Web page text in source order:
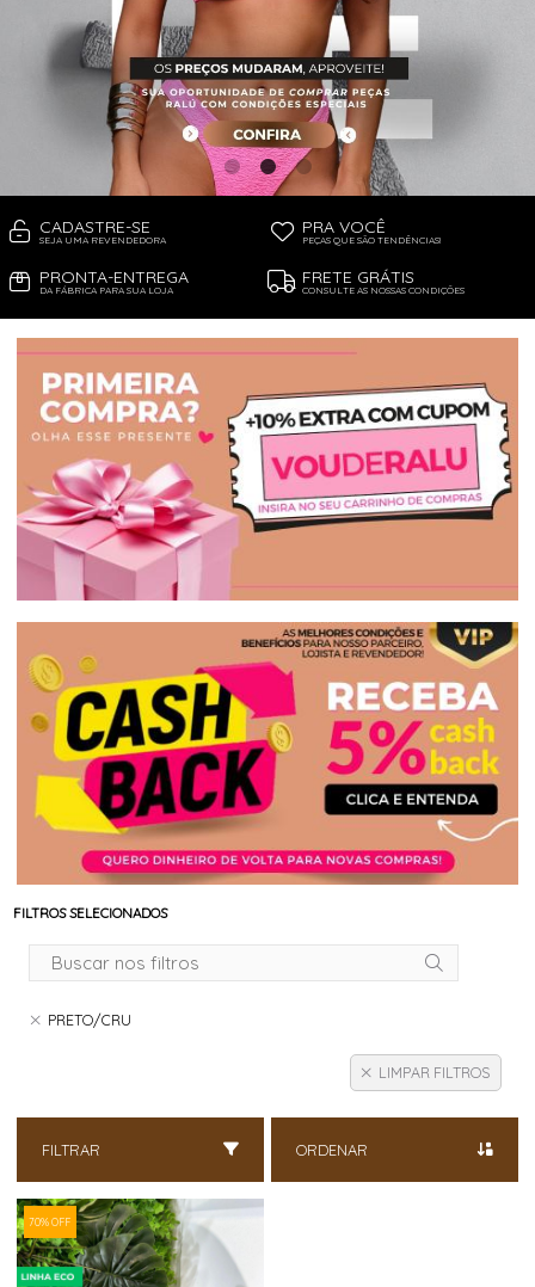
PIJAMA FEMININO
PIJAMA INFANTIL
PIJAMA MASCULINO
RASTEIRAS E PAPETES
ROUPÃO
SAÍDAS DE PRAIA
SANDÁLIAS
SHORTS E SAIAS
TÊNIS
TOP DE BIQUÍNI
TRICOTS
VESTIDOS
CADASTRE-SE
SEJA UMA REVENDEDORA
PRA VOCÊ
PEÇAS QUE SÃO TENDÊNCIAS!
PRONTA-ENTREGA
DA FÁBRICA PARA SUA LOJA
FRETE GRÁTIS
CONSULTE AS NOSSAS CONDIÇÕES
FILTROS SELECIONADOS
PRETO/CRU
LIMPAR FILTROS
FILTRAR ORDENAR
70% OFF